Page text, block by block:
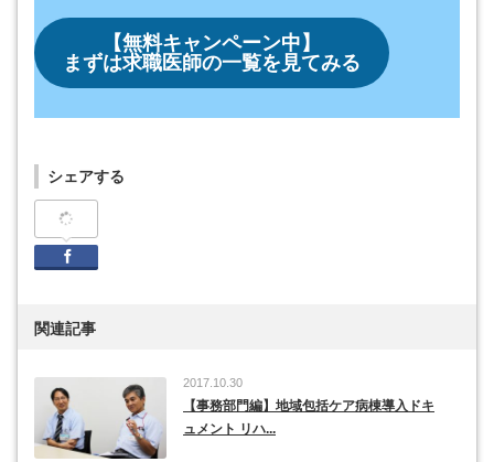
【無料キャンペーン中】
まずは求職医師の一覧を見てみる
シェアする
関連記事
2017.10.30
【事務部門編】地域包括ケア病棟導入ドキ
ュメント リハ...